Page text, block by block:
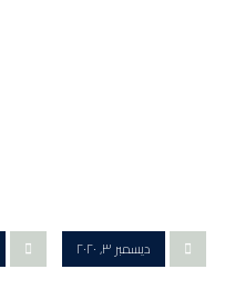
ديسمبر ٣, ٢٠٢٠